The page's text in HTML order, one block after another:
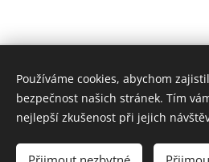
© 2021-2026 Všechna
Právní informace
Používáme cookies, abychom
bezpečnost našich stránek. Tím
nejlepší zkušenost při jejich